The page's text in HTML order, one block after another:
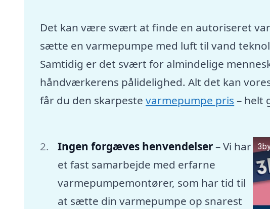
Det kan være svært at finde en autoriseret
sætte en varmepumpe med luft til vand
Samtidig er det svært for almindelige
håndværkerens pålidelighed. Alt det kan
får du den skarpestevarmepumpe pris – helt
Ingen forgæves henvendelser– Vi har
et fast samarbejde med erfarne
varmepumpemontører, som har tid til
at sætte din varmepumpe op snarest